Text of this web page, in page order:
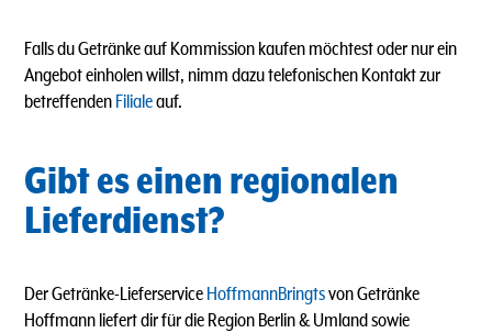
Falls du Getränke auf Kommission kaufen möchtest oder nur ein
Angebot einholen willst, nimm dazu telefonischen Kontakt zur
betreffenden Filialeauf.
Gibt es einen regionalen
Lieferdienst?
Der Getränke-Lieferservice HoffmannBringtsvon Getränke
Hoffmann liefert dir für die Region Berlin & Umland sowie